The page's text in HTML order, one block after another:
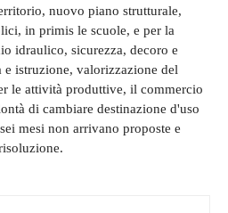
nuovo piano strutturale,
in primis le scuole, e per la
idraulico, sicurezza, decoro e
istruzione, valorizzazione del
le attività produttive, il commercio
di cambiare destinazione d'uso
mesi non arrivano proposte e